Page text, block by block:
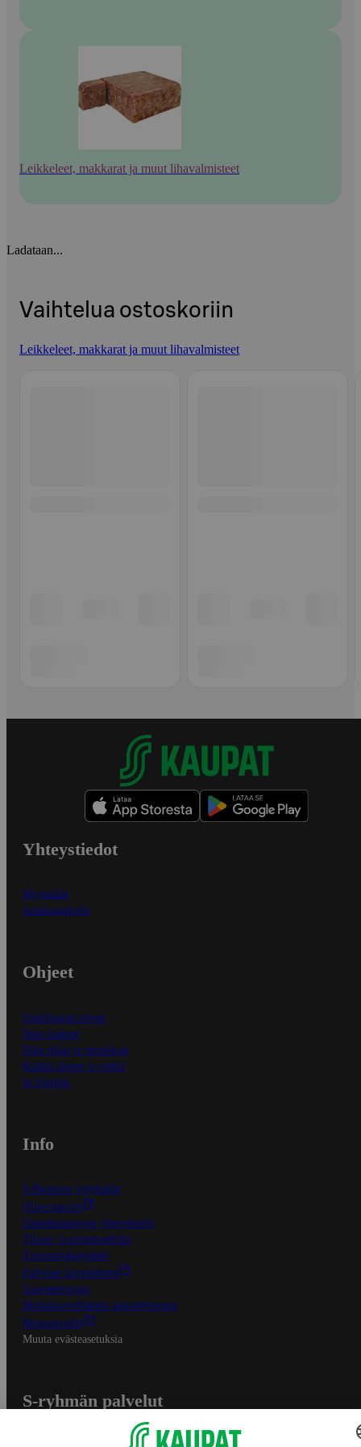
Leikkeleet, makkarat ja muut lihavalmisteet
Ladataan...
Vaihtelua ostoskoriin
Leikkeleet, makkarat ja muut lihavalmisteet
Yhteystiedot
Myymälät
Asiakaspalvelu
Ohjeet
Ensitilaajan ohjeet
Näin maksat
Näin tilaat ja muokkaat
Kaikki ohjeet ja vinkit
In English
Info
S-Business yrityksille
Oiva-raportit
Osuuskauppojen yhteystiedot
Tilaus- ja toimitusehdot
Tietosuojakäytäntö
Palvelun käyttöehdot
Saavutettavuus
Mobiilisovelluksen saavutettavuus
Mainostajalle
Muuta evästeasetuksia
S-ryhmän palvelut